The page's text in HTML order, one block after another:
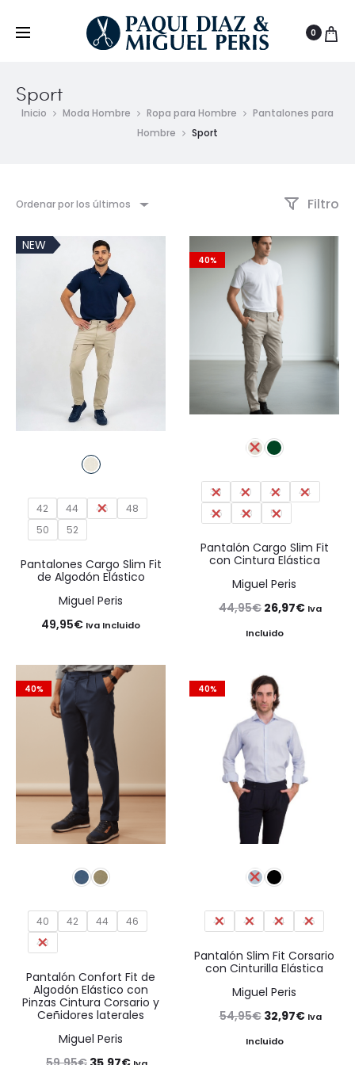
0
Sport
Inicio Moda Hombre Ropa para Hombre
Pantalones para
Hombre
Sport
Ordenar por los últimos Filtro
NEW
42 44 46
48
50
52
Pantalones Cargo Slim Fit
de Algodón Elástico
Miguel Peris
49,95€ Iva Incluido
40%
38 40 42
44
46
48 50
Pantalón Cargo Slim Fit
con Cintura Elástica
Miguel Peris
44,95€ El
precio
era:
44,95€.
26,97€ElIva
Incluido
40%
40 42 44
46
48
Pantalón Confort Fit de
Algodón Elástico con
Pinzas Cintura Corsario y
Ceñidores laterales
Miguel Peris
El
El
40%
40 42 44 46
Pantalón Slim Fit Corsario
con Cinturilla Elástica
Miguel Peris
54,95€ El
precio
32,97€ElIva
Incluido